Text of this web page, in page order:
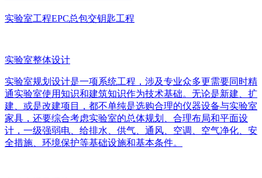
实验室工程EPC总包交钥匙工程
实验室整体设计
实验室规划设计是一项系统工程，涉及专业众多更需要同时精
通实验室使用知识和建筑知识作为技术基础。无论是新建、扩
建、或是改建项目，都不单纯是选购合理的仪器设备与实验室
家具，还要综合考虑实验室的总体规划、合理布局和平面设
计，一级强弱电、给排水、供气、通风、空调、空气净化、安
全措施、环境保护等基础设施和基本条件。